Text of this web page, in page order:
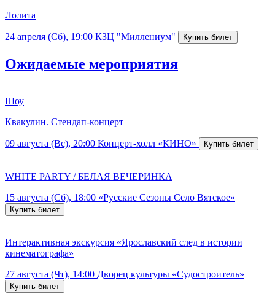
Лолита
24 апреля (Сб), 19:00 КЗЦ "Миллениум"
Ожидаемые мероприятия
Шоу
Квакулин. Стендап-концерт
09 августа (Вс), 20:00 Концерт-холл «КИНО»
WHITE PARTY / БЕЛАЯ ВЕЧЕРИНКА
15 августа (Сб), 18:00 «Русские Сезоны Село Вятское»
Интерактивная экскурсия «Ярославский след в истории
кинематографа»
27 августа (Чт), 14:00 Дворец культуры «Судостроитель»